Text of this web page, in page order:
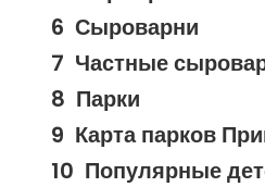
Сыроварни
Частные
Парки
Карта парков
Популярные